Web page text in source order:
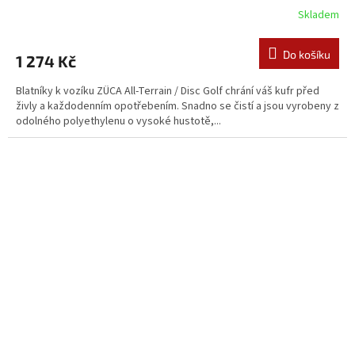
Skladem
1 274 Kč Do košíku
Blatníky k vozíku ZÜCA All-Terrain / Disc Golf chrání váš kufr před
živly a každodenním opotřebením. Snadno se čistí a jsou vyrobeny z
odolného polyethylenu o vysoké hustotě,...